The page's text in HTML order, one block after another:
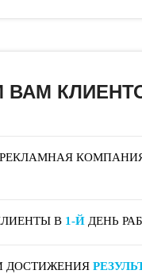
ВАМ
РЕКЛАМНАЯ
В 1-Й ДЕНЬ
ДОСТИЖЕНИЯ